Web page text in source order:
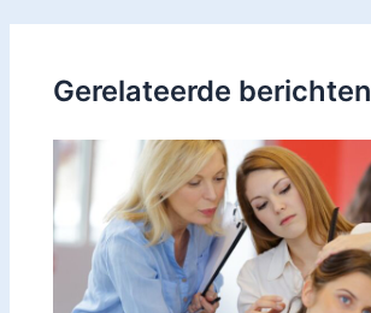
Gerelateerde berichten